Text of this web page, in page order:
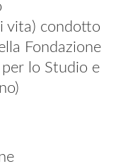
vita) condotto
Fondazione
per lo Studio e